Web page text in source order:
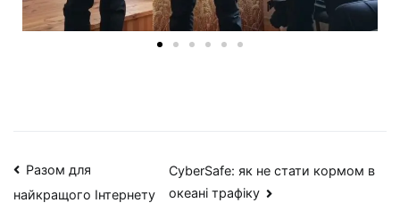
Разом для
найкращого Інтернету
CyberSafe: як не стати кормом в
океані трафіку